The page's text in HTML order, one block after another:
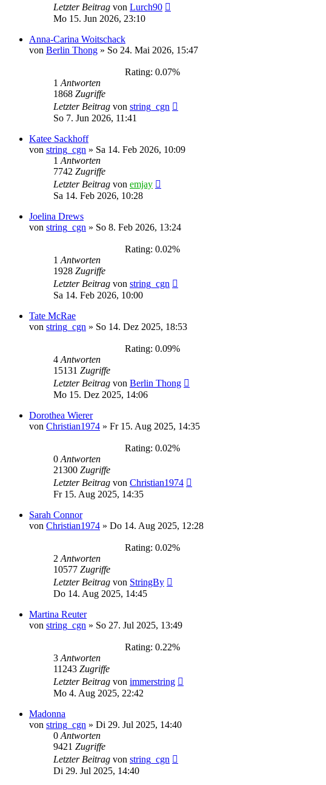
Letzter Beitrag von Lurch90
Mo 15. Jun 2026, 23:10
Anna-Carina Woitschack
von Berlin Thong » So 24. Mai 2026, 15:47
Rating: 0.07%
1 Antworten
1868 Zugriffe
Letzter Beitrag von string_cgn
So 7. Jun 2026, 11:41
Katee Sackhoff
von string_cgn » Sa 14. Feb 2026, 10:09
1 Antworten
7742 Zugriffe
Letzter Beitrag von emjay
Sa 14. Feb 2026, 10:28
Joelina Drews
von string_cgn » So 8. Feb 2026, 13:24
Rating: 0.02%
1 Antworten
1928 Zugriffe
Letzter Beitrag von string_cgn
Sa 14. Feb 2026, 10:00
Tate McRae
von string_cgn » So 14. Dez 2025, 18:53
Rating: 0.09%
4 Antworten
15131 Zugriffe
Letzter Beitrag von Berlin Thong
Mo 15. Dez 2025, 14:06
Dorothea Wierer
von Christian1974 » Fr 15. Aug 2025, 14:35
Rating: 0.02%
0 Antworten
21300 Zugriffe
Letzter Beitrag von Christian1974
Fr 15. Aug 2025, 14:35
Sarah Connor
von Christian1974 » Do 14. Aug 2025, 12:28
Rating: 0.02%
2 Antworten
10577 Zugriffe
Letzter Beitrag von StringBy
Do 14. Aug 2025, 14:45
Martina Reuter
von string_cgn » So 27. Jul 2025, 13:49
Rating: 0.22%
3 Antworten
11243 Zugriffe
Letzter Beitrag von immerstring
Mo 4. Aug 2025, 22:42
Madonna
von string_cgn » Di 29. Jul 2025, 14:40
0 Antworten
9421 Zugriffe
Letzter Beitrag von string_cgn
Di 29. Jul 2025, 14:40